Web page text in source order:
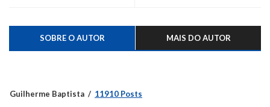
SOBRE O AUTOR MAIS DO AUTOR
Guilherme Baptista 11910 Posts